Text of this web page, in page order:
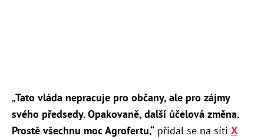
„Tato vláda nepracuje pro občany, ale pro zájmy
svého předsedy. Opakovaně, další účelová změna.
Prostě všechnu moc Agrofertu,“ přidal se na síti X